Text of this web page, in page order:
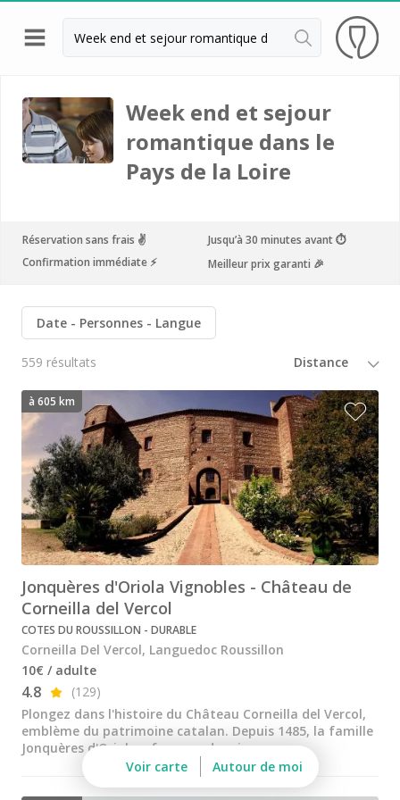
Retour
Visite cave & dégustation vin Beaune
Visite cave & dégustation vin Chablis
Visite cave & dégustation vin Châteauneuf du
Visite cave & dégustation Cognac
Visite cave Epernay
Visite chateau & dégustation vin Médoc
Visite chateau & dégustation vin Pessac Léognan
Visite cave & dégustation champagne Reims
Visite chateau & dégustation vin Saint Emilion
Visite cave & dégustation vin Sancerre
Visite cave & dégustation vin Saumur
Visite cave Vouvray
Caves Ackerman
Cave de Vouvray
Caves du Louvre
Cave historique des Hospices de Strasbourg
Bouvet Ladubay
Champagne Canard Duchêne
Week end et sejour
romantique dans le
Pays de la Loire
Réservation sans frais ✌️
Jusqu’à 30 minutes avant ⏱
Confirmation immédiate ⚡️
Meilleur prix garanti 🎉
Date Personnes Langue
559 résultats
Jonquères d'Oriola Vignobles - Château de
Corneilla del Vercol
COTES DU ROUSSILLON - DURABLE
Corneilla Del Vercol, Languedoc Roussillon
10€ / adulte
4.8
(129)
Plongez dans l'histoire du Château Corneilla del Vercol,
emblème du patrimoine catalan. Depuis 1485, la famille
Jonquères d'Oriola y façonne des vins...
à 605 km
Voir carte Autour de moi